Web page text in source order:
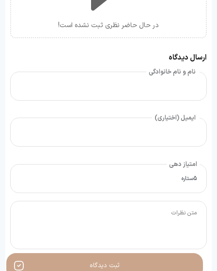
در حال حاضر نظری ثبت نشده است!
ارسال دیدگاه
نام و نام خانوادگی
ایمیل (اختیاری)
امتیاز دهی
ثبت دیدگاه